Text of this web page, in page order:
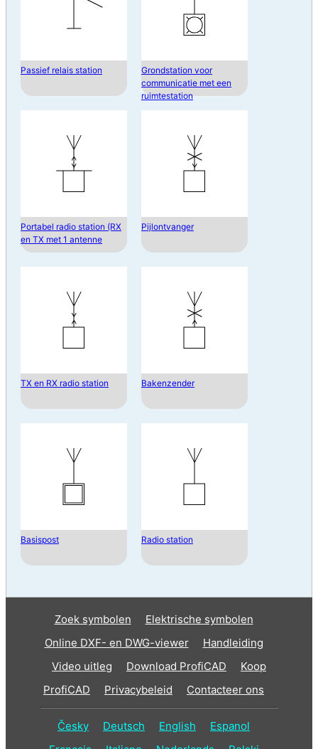
Passief relais station
Grondstation voor
communicatie met een
ruimtestation
Portabel radio station (RX
en TX met 1 antenne
Pijlontvanger
TX en RX radio station Bakenzender
Basispost Radio station
Zoek symbolen
Elektrische symbolen
Online DXF- en DWG-viewer
Handleiding
Video uitleg
Download ProfiCAD
Koop
ProfiCAD
Privacybeleid Contacteer ons
Česky Deutsch English
Espanol